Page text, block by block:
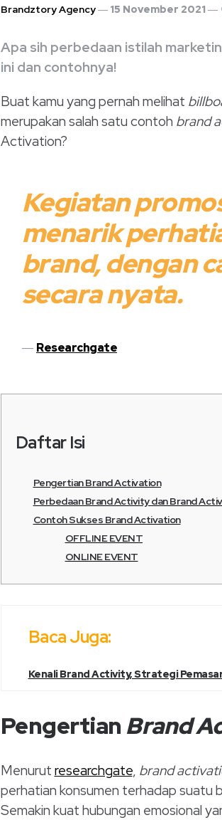
Posted
Brandztory Agency 15 November 2021
Apa sih perbedaan istilah
ini dan contohnya!
Buat kamu yang pernah melihat
merupakan salah satu contoh brand
Activation?
Kegiatan
menarik
brand, dengan
secara nyata.
Researchgate
Daftar Isi
Pengertian Brand Activation
Perbedaan Brand Activity dan Brand
Contoh Sukses Brand Activation
OFFLINE EVENT
ONLINE EVENT
Baca Juga:
Kenali Brand Activity, Strategi
Pengertian Brand
Menurut researchgate, brand
perhatian konsumen terhadap suatu
Semakin kuat hubungan emosional